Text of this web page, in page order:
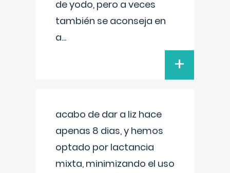
de yodo, pero a veces
también se aconseja en
a...
+
acabo de dar a liz hace
apenas 8 dias, y hemos
optado por lactancia
mixta, minimizando el uso